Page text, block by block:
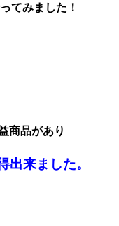
てみました！
商品があり
出来ました。